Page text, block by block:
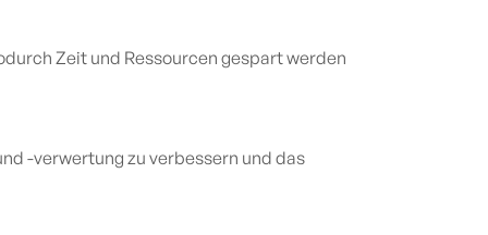
Zeit und Ressourcen gespart werden
-verwertung zu verbessern und das